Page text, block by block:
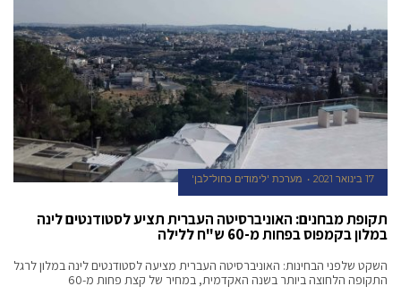
17 בינואר 2021 מערכת 'לימודים כחול־לבן'
תקופת מבחנים: האוניברסיטה העברית תציע לסטודנטים לינה
במלון בקמפוס בפחות מ-60 ש"ח ללילה
השקט שלפני הבחינות: האוניברסיטה העברית מציעה לסטודנטים לינה במלון לרגל
התקופה הלחוצה ביותר בשנה האקדמית, במחיר של קצת פחות מ-60